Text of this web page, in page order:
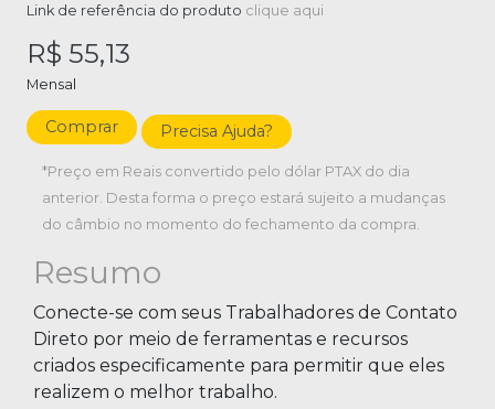
Link de referência do produto clique aqui
R$ 55,13
Mensal
Comprar Precisa Ajuda?
*Preço em Reais convertido pelo dólar PTAX do dia
anterior. Desta forma o preço estará sujeito a mudanças
do câmbio no momento do fechamento da compra.
Resumo
Conecte-se com seus Trabalhadores de Contato
Direto por meio de ferramentas e recursos
criados especificamente para permitir que eles
realizem o melhor trabalho.